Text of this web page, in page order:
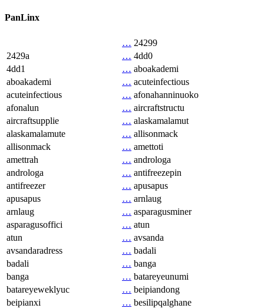
PanLinx
… 24299
2429a
… 4dd0
4dd1
… aboakademi
aboakademi
… acuteinfectious
acuteinfectious
… afonahanninuoko
afonalun
… aircraftstructu
aircraftsupplie
… alaskamalamut
alaskamalamute
… allisonmack
allisonmack
… amettoti
amettrah
… androloga
androloga
… antifreezepin
antifreezer
… apusapus
apusapus
… arnlaug
arnlaug
… asparagusminer
asparagusoffici
… atun
atun
… avsanda
avsandaradress
… badali
badali
… banga
banga
… batareyeunumi
batareyeweklyuc
… beipiandong
beipianxi
… besilipqalghane